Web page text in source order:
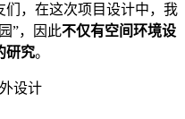
，在这次项目设计中，我
”，因此不仅有空间环境设
研究。